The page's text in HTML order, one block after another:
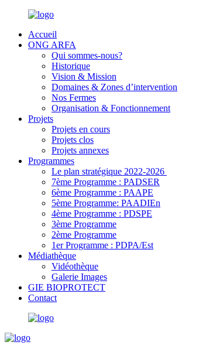
Accueil
ONG ARFA
Qui sommes-nous?
Historique
Vision & Mission
Domaines & Zones d’intervention
Nos Fermes
Organisation & Fonctionnement
Projets
Projets en cours
Projets clos
Projets annexes
Programmes
Le plan stratégique 2022-2026
7ème Programme : PADSER
6ème Programme : PAAPE
5ème Programme: PAADIEn
4ème Programme : PDSPE
3ème Programme
2ème Programme
1er Programme : PDPA/Est
Médiathèque
Vidéothèque
Galerie Images
GIE BIOPROTECT
Contact